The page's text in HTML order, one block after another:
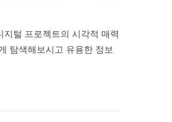
털 프로젝트의 시각적 매력
탐색해보시고 유용한 정보